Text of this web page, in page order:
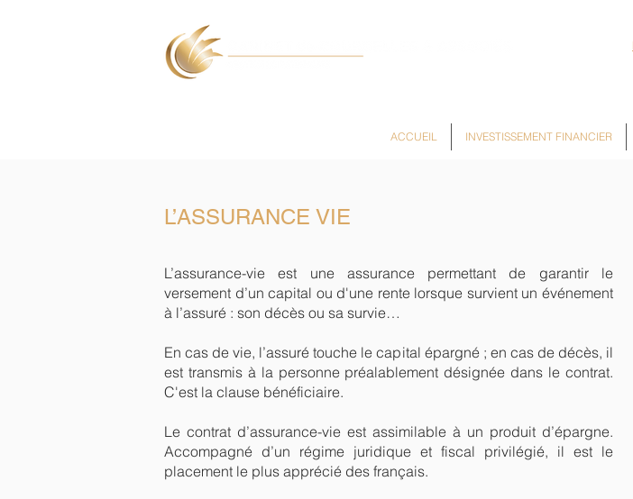
ACCUEIL INVESTISSEMENT FINANCIER
L’ASSURANCE VIE
L’assurance-vie est une assurance permettant de garantir le
versement d’un capital ou d'une rente lorsque survient un événement
à l’assuré : son décès ou sa survie…
En cas de vie, l’assuré touche le capital épargné ; en cas de décès, il
est transmis à la personne préalablement désignée dans le contrat.
C'est la clause bénéficiaire.
Le contrat d’assurance-vie est assimilable à un produit d’épargne.
Accompagné d’un régime juridique et fiscal privilégié, il est le
placement le plus apprécié des français.